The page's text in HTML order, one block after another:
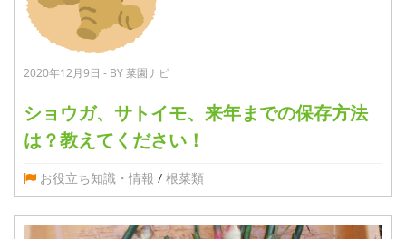
2020年12月9日 - BY 菜園ナビ
ショウガ、サトイモ、来年までの保存方法
は？教えてください！
お役立ち知識・情報 / 根菜類